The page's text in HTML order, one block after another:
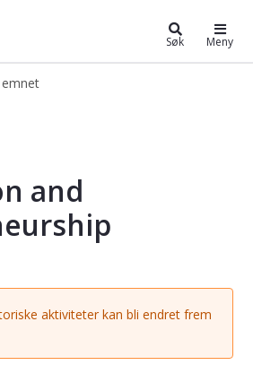
Søk Meny
and
and
aktiviteter kan bli endret frem